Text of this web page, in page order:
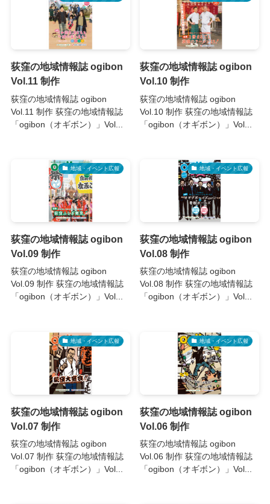
荻窪の地域情報誌 ogibon
Vol.11 制作
荻窪の地域情報誌 ogibon
Vol.11 制作 荻窪の地域情報誌
「ogibon（オギボン）」Vol...
荻窪の地域情報誌 ogibon
Vol.10 制作
荻窪の地域情報誌 ogibon
Vol.10 制作 荻窪の地域情報誌
「ogibon（オギボン）」Vol...
地域・イベント広報
荻窪の地域情報誌 ogibon
Vol.09 制作
荻窪の地域情報誌 ogibon
Vol.09 制作 荻窪の地域情報誌
「ogibon（オギボン）」Vol...
地域・イベント広報
荻窪の地域情報誌 ogibon
Vol.08 制作
荻窪の地域情報誌 ogibon
Vol.08 制作 荻窪の地域情報誌
「ogibon（オギボン）」Vol...
地域・イベント広報
荻窪の地域情報誌 ogibon
Vol.07 制作
荻窪の地域情報誌 ogibon
Vol.07 制作 荻窪の地域情報誌
「ogibon（オギボン）」Vol...
地域・イベント広報
荻窪の地域情報誌 ogibon
Vol.06 制作
荻窪の地域情報誌 ogibon
Vol.06 制作 荻窪の地域情報誌
「ogibon（オギボン）」Vol...